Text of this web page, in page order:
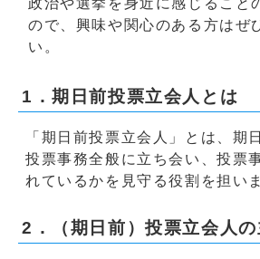
政治や選挙を身近に感じること
ので、興味や関心のある方はぜ
い。
1．期日前投票立会人とは
「期日前投票立会人」とは、期
投票事務全般に立ち会い、投票
れているかを見守る役割を担い
2．（期日前）投票立会人